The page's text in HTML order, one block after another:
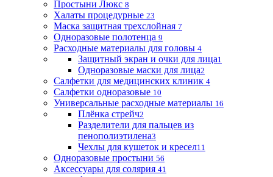
Простыни Люкс 8
Халаты процедурные 23
Маска защитная трехслойная 7
Одноразовые полотенца 9
Расходные материалы для головы 4
Защитный экран и очки для лица1
Одноразовые маски для лица2
Салфетки для медицинских клиник 4
Салфетки одноразовые 10
Универсальные расходные материалы 16
Плёнка стрейч2
Разделители для пальцев из
пенополиэтилена3
Чехлы для кушеток и кресел11
Одноразовые простыни 56
Аксессуары для солярия 41